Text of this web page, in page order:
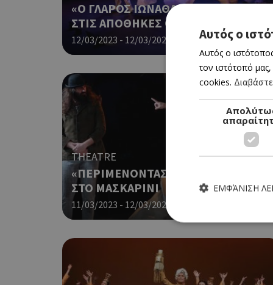
«Ο ΓΛΑΡΟΣ ΙΩΝΑΘΑΝ ΛΙΒΙΝΓΚΣΤΟΝ»
ΣΤΙΣ ΑΠΟΘΗΚΕΣ ΘΟΚ
12/03/2023 - 12/03/2023 Book Now
THEATRE
«ΠΕΡΙΜΕΝΟΝΤΑΣ ΤΟΝ ΓΚΟΝΤΟ»
ΣΤΟ ΜΑΣΚΑΡΙΝΙ
11/03/2023 - 12/03/2023
Αυτός ο
Αυτός ο
τον ιστότοπό
cookies.
ΕΜΦΆΝΙΣΗ
Τα απολύτως
ιστότοπος δεν μπορεί